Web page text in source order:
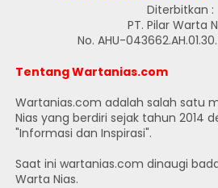
Diterbitkan :
PT. Pilar Warta
No. AHU-
Tentang Wartanias.com
Wartanias.com adalah salah satu
Nias yang berdiri sejak tahun 2014
"Informasi dan Inspirasi".
Saat ini wartanias.com dinaugi
Warta Nias.